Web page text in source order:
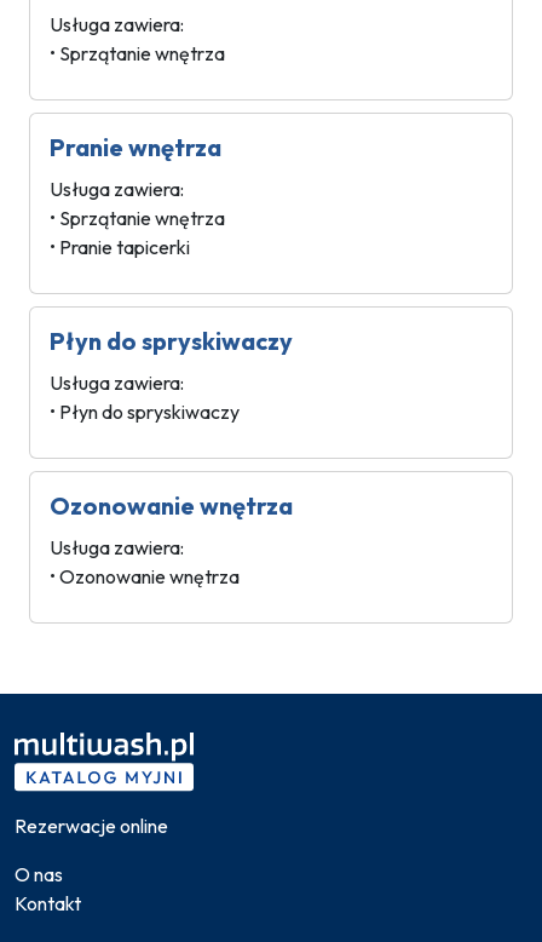
Usługa zawiera:
• Sprzątanie wnętrza
Pranie wnętrza
Usługa zawiera:
• Sprzątanie wnętrza
• Pranie tapicerki
Płyn do spryskiwaczy
Usługa zawiera:
• Płyn do spryskiwaczy
Ozonowanie wnętrza
Usługa zawiera:
• Ozonowanie wnętrza
Rezerwacje online
O nas
Kontakt